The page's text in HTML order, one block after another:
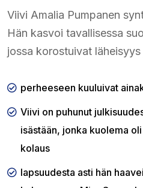
Viivi Amalia Pumpanen
Hän kasvoi tavallisessa
jossa korostuivat läheisyys
perheeseen kuuluivat
Viivi on puhunut
isästään, jonka kuolema
kolaus
lapsuudesta asti hän